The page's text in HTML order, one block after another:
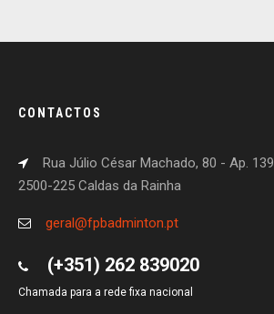
CONTACTOS
Rua Júlio César Machado, 80 - Ap. 139
2500-225 Caldas da Rainha
geral@fpbadminton.pt
(+351) 262 839020
Chamada para a rede fixa nacional